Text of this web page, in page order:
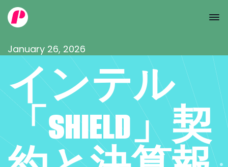
January 26, 2026
インテル
「SHIELD」契